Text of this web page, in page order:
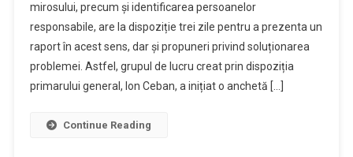
mirosului, precum și identificarea persoanelor
responsabile, are la dispoziție trei zile pentru a prezenta un
raport în acest sens, dar și propuneri privind soluționarea
problemei. Astfel, grupul de lucru creat prin dispoziția
primarului general, Ion Ceban, a inițiat o anchetă […]
Continue Reading